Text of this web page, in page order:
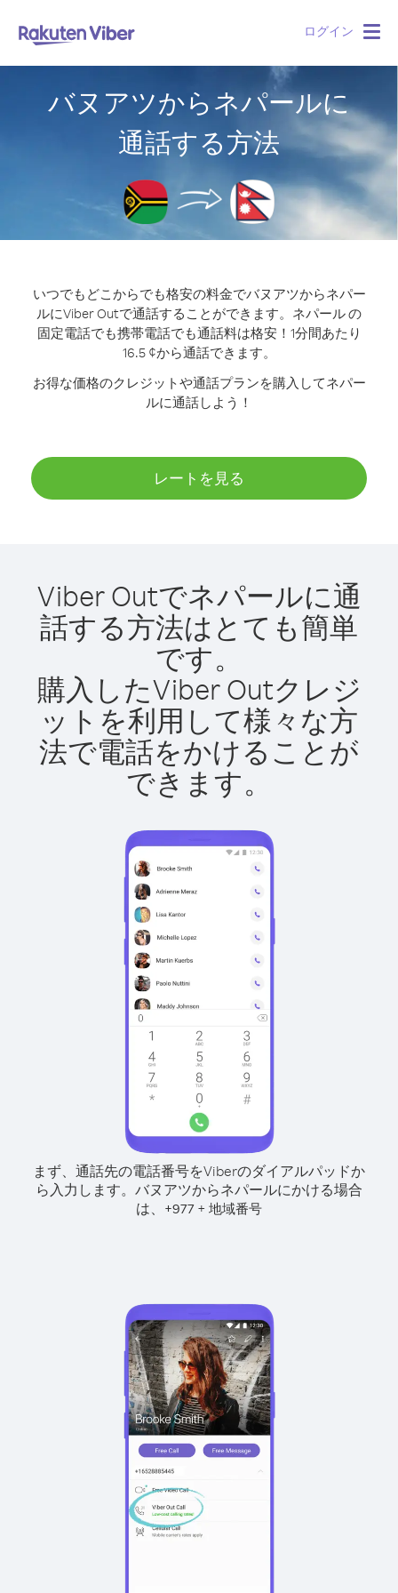
ログイン
バヌアツからネパールに
通話する方法
いつでもどこからでも格安の料金でバヌアツからネパー
ルにViber Outで通話することができます。 ネパール の
固定電話でも携帯電話でも通話料は格安！1分間あたり
16.5 ¢から通話できます。
お得な価格のクレジットや通話プランを購入してネパー
ルに通話しよう！
レートを見る
Viber Outでネパールに通
話する方法はとても簡単
です。
購入したViber Outクレジ
ットを利用して様々な方
法で電話をかけることが
できます。
まず、通話先の電話番号をViberのダイアルパッドか
ら入力します。 バヌアツからネパールにかける場合
は、 +977 + 地域番号